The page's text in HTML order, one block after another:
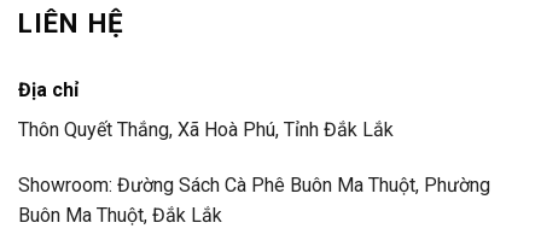
LIÊN HỆ
Địa chỉ
Thôn Quyết Thắng, Xã Hoà Phú, Tỉnh Đắk Lắk
Showroom: Đường Sách Cà Phê Buôn Ma Thuột, Phường
Buôn Ma Thuột, Đắk Lắk